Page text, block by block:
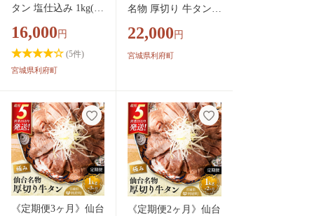
タン 塩仕込み 1kg(20
イス 塩味 [牛タン タ
ン塩 希少 部位 タン
中 タン元 塩ダレ タ
美味 牛 肉 焼肉 バー
ベキュー BBQ 宮城
県 利府町 船田食品]
16,000 円
(5件)
宮城県利府町
名物 厚切り 牛タン
3P) 牛たん スライス
塩味 [牛タン タン塩
美味 牛 肉 焼肉 バー
ベキュー BBQ 宮城県
利府町 船田食品]
22,000 円
宮城県利府町
《定期便3ヶ月》仙台
《定期便2ヶ月》仙台